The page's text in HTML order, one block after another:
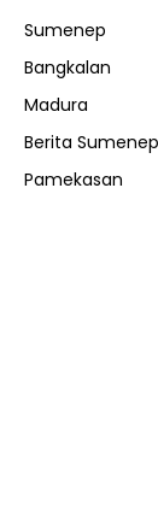
Sumenep
Bangkalan
Madura
Berita Sumenep
Pamekasan